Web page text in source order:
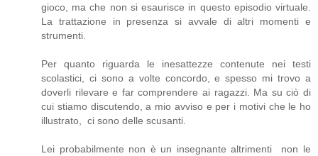
gioco, ma che non si esaurisce in questo episodio virtuale.
La trattazione in presenza si avvale di altri momenti e
strumenti.
Per quanto riguarda le inesattezze contenute nei testi
scolastici, ci sono a volte concordo, e spesso mi trovo a
doverli rilevare e far comprendere ai ragazzi. Ma su ciò di
cui stiamo discutendo, a mio avviso e per i motivi che le ho
illustrato, ci sono delle scusanti.
Lei probabilmente non è un insegnante altrimenti non le